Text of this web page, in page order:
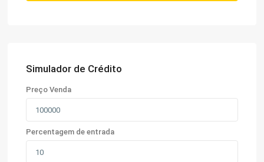
Simulador de Crédito
Preço Venda
Percentagem de entrada